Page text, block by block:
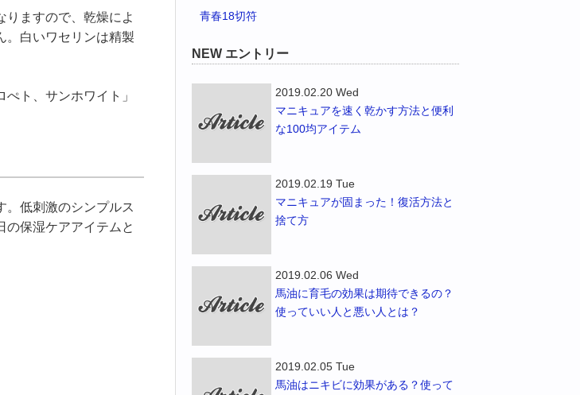
りますので、乾燥によ
。白いワセリンは精製
ト、サンホワイト」
。低刺激のシンプルス
の保湿ケアアイテムと
青春18切符
NEW エントリー
2019.02.20 Wed
マニキュアを速く乾かす方法と便利
な100均アイテム
2019.02.19 Tue
マニキュアが固まった！復活方法と
捨て方
2019.02.06 Wed
馬油に育毛の効果は期待できるの？
使っていい人と悪い人とは？
2019.02.05 Tue
馬油はニキビに効果がある？使って